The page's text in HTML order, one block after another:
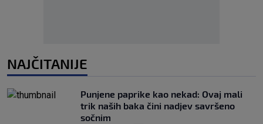
NAJČITANIJE
Punjene paprike kao nekad: Ovaj mali
trik naših baka čini nadjev savršeno
sočnim